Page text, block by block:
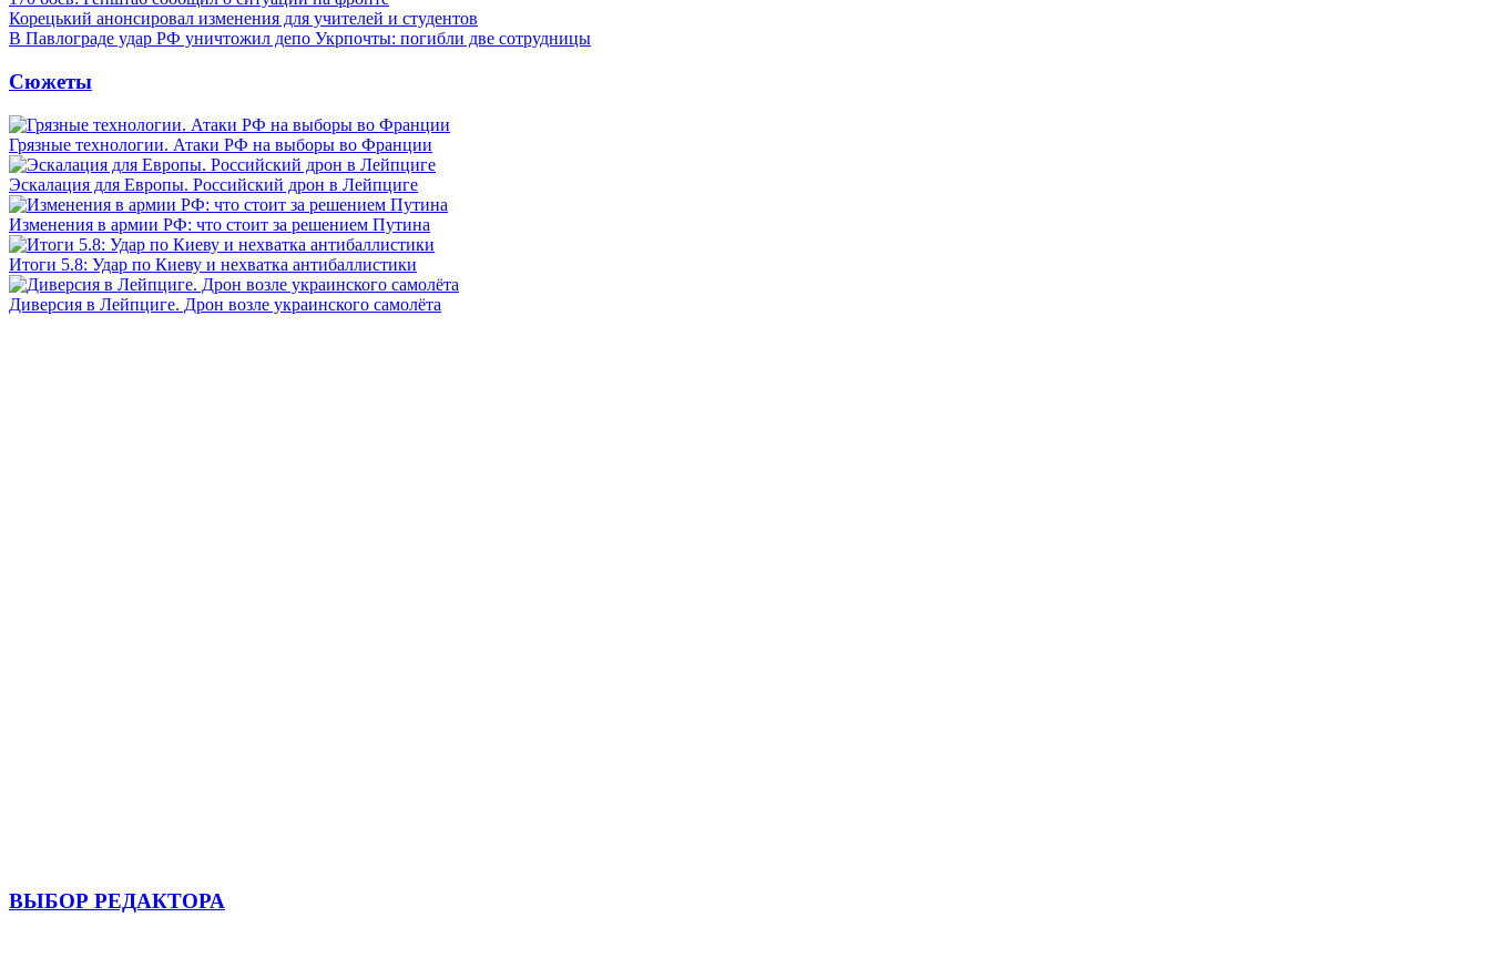
Корецький анонсировал изменения для учителей и студентов
В Павлограде удар РФ уничтожил депо Укрпочты: погибли две сотрудницы
Сюжеты
Грязные технологии. Атаки РФ на выборы во Франции
Эскалация для Европы. Российский дрон в Лейпциге
Изменения в армии РФ: что стоит за решением Путина
Итоги 5.8: Удар по Киеву и нехватка антибаллистики
Диверсия в Лейпциге. Дрон возле украинского самолёта
ВЫБОР РЕДАКТОРА